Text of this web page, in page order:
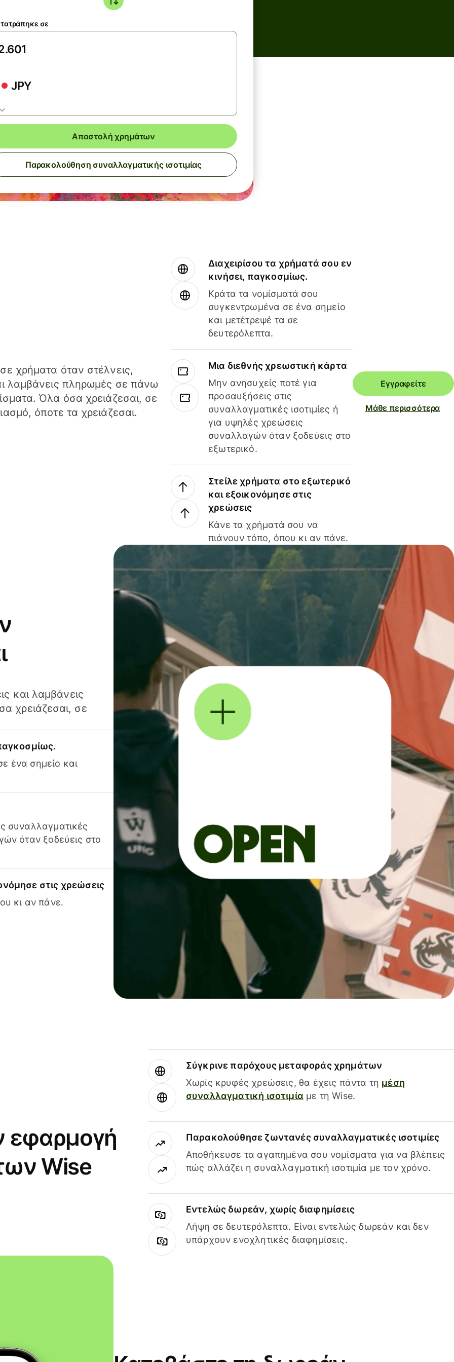
σε
JPY
Αποστολή χρημάτων
Παρακολούθηση συναλλαγματικής ισοτιμίας
χρήματα όταν στέλνεις,
λαμβάνεις πληρωμές σε πάνω
Όλα όσα χρειάζεσαι, σε
όποτε τα χρειάζεσαι.
Διαχειρίσου τα χρήματά σου εν
κινήσει, παγκοσμίως.
Κράτα τα νομίσματά σου
συγκεντρωμένα σε ένα σημείο
και μετέτρεψέ τα σε
δευτερόλεπτα.
Μια διεθνής χρεωστική κάρτα
Μην ανησυχείς ποτέ για
προσαυξήσεις στις
συναλλαγματικές ισοτιμίες ή
για υψηλές χρεώσεις
συναλλαγών όταν ξοδεύεις στο
εξωτερικό.
Στείλε χρήματα στο εξωτερικό
και εξοικονόμησε στις
χρεώσεις
Κάνε τα χρήματά σου να
πιάνουν τόπο, όπου κι αν πάνε.
Εγγραφείτε
Μάθε περισσότερα
και λαμβάνεις
χρειάζεσαι, σε
ένα σημείο και
συναλλαγματικές
όταν ξοδεύεις στο
στις χρεώσεις
κι αν πάνε.
εφαρμογή
Wise
Σύγκρινε παρόχους μεταφοράς χρημάτων
Χωρίς κρυφές χρεώσεις, θα έχεις πάντα τη μέση
συναλλαγματική ισοτιμία με τη Wise.
Παρακολούθησε ζωντανές συναλλαγματικές ισοτιμίες
Αποθήκευσε τα αγαπημένα σου νομίσματα για να βλέπεις
πώς αλλάζει η συναλλαγματική ισοτιμία με τον χρόνο.
Εντελώς δωρεάν, χωρίς διαφημίσεις
Λήψη σε δευτερόλεπτα. Είναι εντελώς δωρεάν και δεν
υπάρχουν ενοχλητικές διαφημίσεις.